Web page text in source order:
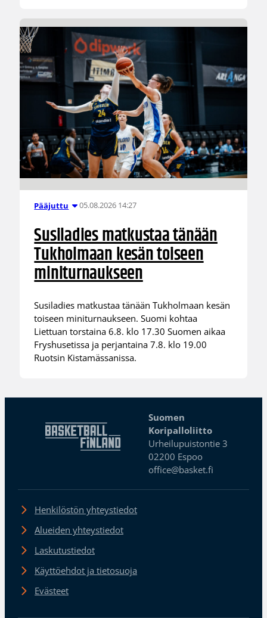
Pääjuttu 05.08.2026 14:27
Susiladies matkustaa tänään
Tukholmaan kesän toiseen
miniturnaukseen
Susiladies matkustaa tänään Tukholmaan kesän
toiseen miniturnaukseen. Suomi kohtaa
Liettuan torstaina 6.8. klo 17.30 Suomen aikaa
Fryshusetissa ja perjantaina 7.8. klo 19.00
Ruotsin Kistamässanissa.
Suomen
Koripalloliitto
Urheilupuistontie 3
02200 Espoo
office@basket.fi
Henkilöstön yhteystiedot
Alueiden yhteystiedot
Laskutustiedot
Käyttöehdot ja tietosuoja
Evästeet